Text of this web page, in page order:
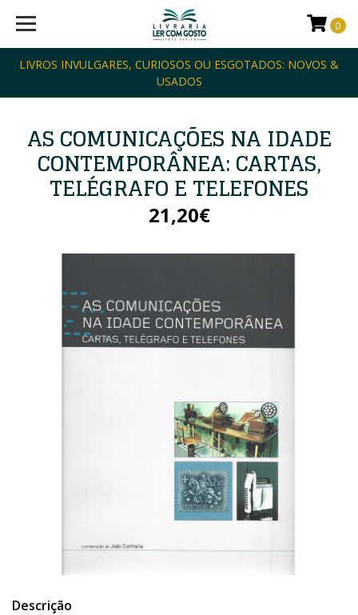
LIVROS INVULGARES, CURIOSOS OU ESGOTADOS: NOVOS &
USADOS
0
AS COMUNICAÇÕES NA IDADE
CONTEMPORÂNEA: CARTAS,
TELÉGRAFO E TELEFONES
21,20€
Descrição